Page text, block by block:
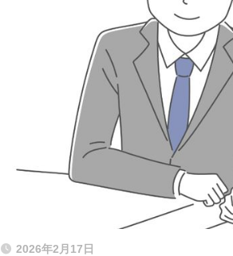
2026年2月17日